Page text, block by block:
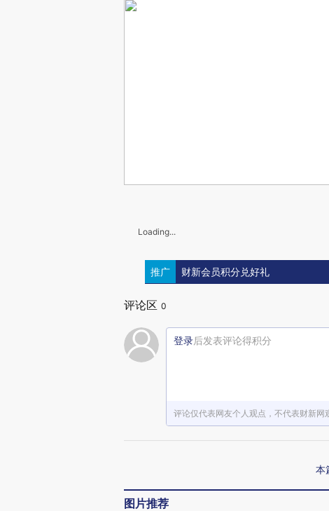
Loading...
推广 财新会员积分兑好礼
评论区 0
登录后发表评论得积分
评论仅代表网友个人观点，不代表财新网
本
图片推荐